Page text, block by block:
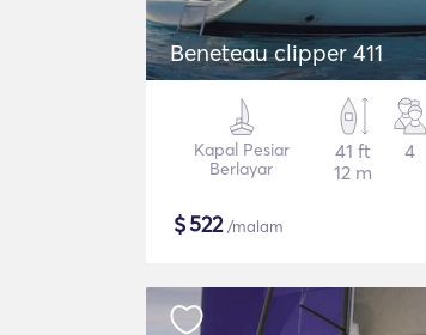
Beneteau clipper 411
Kapal Pesiar
Berlayar
41 ft
12 m
4
$522/malam